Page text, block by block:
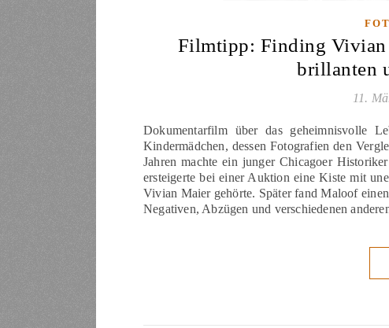
Filmtipp: Finding Vivian
brillanten
11.
Dokumentarfilm über das geheimnisvolle
Kindermädchen, dessen Fotografien den
Jahren machte ein junger Chicagoer
ersteigerte bei einer Auktion eine Kiste mit
Vivian Maier gehörte. Später fand Maloof
Negativen, Abzügen und verschiedenen